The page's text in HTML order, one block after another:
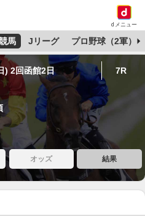
dメニュー
馬 Jリーグ プロ野球（2軍）
) 2回函館2日 7R
オッズ 結果